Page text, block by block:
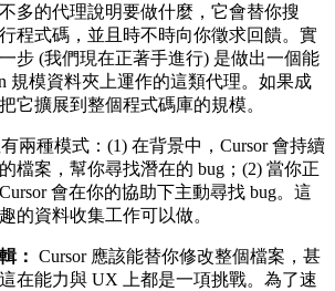
多的代理說明要做什麼，它會替你搜
程式碼，並且時不時向你徵求回饋。實
步 (我們現在正著手進行) 是做出一個能
規模資料夾上運作的這類代理。如果成
它擴展到整個程式碼庫的規模。
兩種模式：(1) 在背景中，Cursor 會持續
檔案，幫你尋找潛在的 bug；(2) 當你正
會在你的協助下主動尋找 bug。這
的資料收集工作可以做。
： Cursor 應該能替你修改整個檔案，甚
在能力與 UX 上都是一項挑戰。為了速